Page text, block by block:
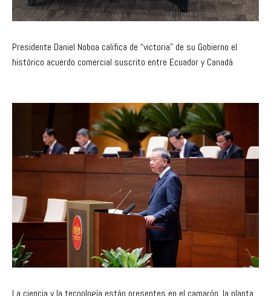
Presidente Daniel Noboa califica de “victoria” de su Gobierno el
histórico acuerdo comercial suscrito entre Ecuador y Canadá
La ciencia y la tecnología están presentes en el camarón, la planta